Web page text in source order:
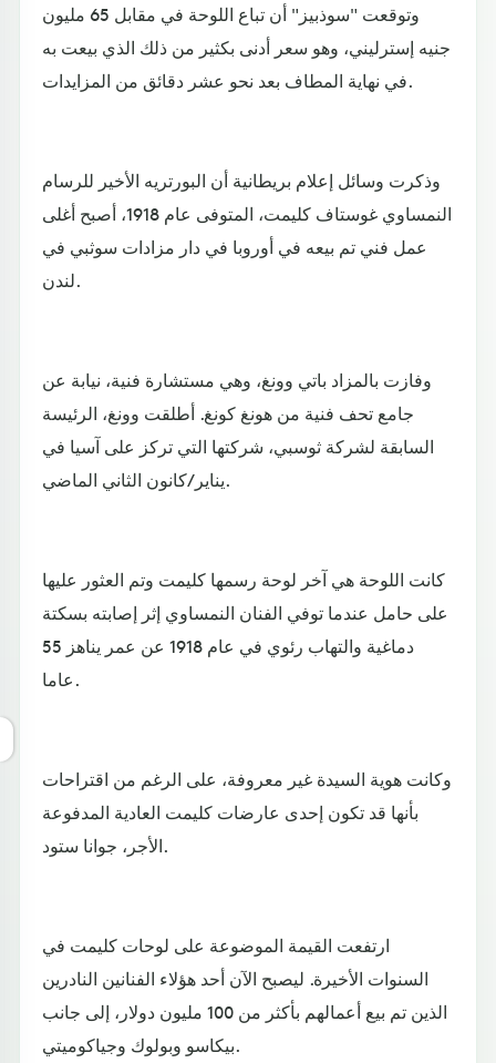
وتوقعت "سوذبيز" أن تباع اللوحة في مقابل 65 مليون
جنيه إسترليني، وهو سعر أدنى بكثير من ذلك الذي بيعت به
في نهاية المطاف بعد نحو عشر دقائق من المزايدات.
وذكرت وسائل إعلام بريطانية أن البورتريه الأخير للرسام
النمساوي غوستاف كليمت، المتوفى عام 1918، أصبح أغلى
عمل فني تم بيعه في أوروبا في دار مزادات سوثبي في
لندن.
وفازت بالمزاد باتي وونغ، وهي مستشارة فنية، نيابة عن
جامع تحف فنية من هونغ كونغ. أطلقت وونغ، الرئيسة
السابقة لشركة ثوسبي، شركتها التي تركز على آسيا في
يناير/كانون الثاني الماضي.
كانت اللوحة هي آخر لوحة رسمها كليمت وتم العثور عليها
على حامل عندما توفي الفنان النمساوي إثر إصابته بسكتة
دماغية والتهاب رئوي في عام 1918 عن عمر يناهز 55
عاما.
وكانت هوية السيدة غير معروفة، على الرغم من اقتراحات
بأنها قد تكون إحدى عارضات كليمت العادية المدفوعة
الأجر، جوانا ستود.
ارتفعت القيمة الموضوعة على لوحات كليمت في
السنوات الأخيرة. ليصبح الآن أحد هؤلاء الفنانين النادرين
الذين تم بيع أعمالهم بأكثر من 100 مليون دولار، إلى جانب
بيكاسو وبولوك وجياكوميتي.